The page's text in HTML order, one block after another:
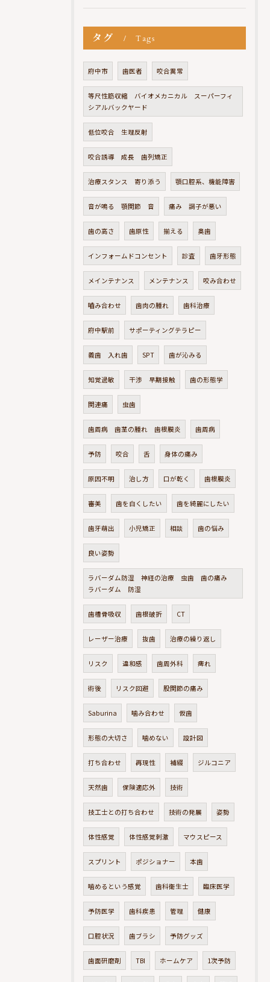
タグ Tags
府中市 歯医者 咬合異常
等尺性筋収縮 バイオメカニカル スーパーフィ
シアルバックヤード
低位咬合 生理反射
咬合誘導 成長 歯列矯正
治療スタンス 寄り添う 顎口腔系、機能障害
音が鳴る 顎関節 音 痛み 調子が悪い
歯の高さ 歯原性 揃える 奥歯
インフォームドコンセント 診査 歯牙形態
メインテナンス メンテナンス 咬み合わせ
嚙み合わせ 歯肉の腫れ 歯科治療
府中駅前 サポーティングテラピー
義歯 入れ歯 SPT 歯が沁みる
知覚過敏 干渉 早期接触 歯の形態学
関連痛 虫歯
歯周病 歯茎の腫れ 歯根膜炎 歯周病
予防 咬合 舌 身体の痛み
原因不明 治し方 口が乾く 歯根膜炎
審美 歯を白くしたい 歯を綺麗にしたい
歯牙萌出 小児矯正 相談 歯の悩み
良い姿勢
ラバーダム防湿 神経の治療 虫歯 歯の痛み
ラバーダム 防湿
歯槽骨吸収 歯根破折 CT
レーザー治療 抜歯 治療の繰り返し
リスク 違和感 歯周外科 痺れ
術後 リスク回避 股関節の痛み
Saburina 噛み合わせ 仮歯
形態の大切さ 噛めない 設計図
打ち合わせ 再現性 補綴 ジルコニア
天然歯 保険適応外 技術
技工士との打ち合わせ 技術の発展 姿勢
体性感覚 体性感覚刺激 マウスピース
スプリント ポジショナー 本歯
噛めるという感覚 歯科衛生士 臨床医学
予防医学 歯科疾患 管理 健康
口腔状況 歯ブラシ 予防グッズ
歯面研磨剤 TBI ホームケア 1次予防